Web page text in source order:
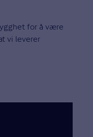
for å være
vi leverer